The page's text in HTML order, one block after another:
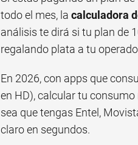
todo el mes, la calculadora
análisis te dirá si tu plan de
regalando plata a tu
En 2026, con apps que
en HD), calcular tu
sea que tengas Entel,
claro en segundos.